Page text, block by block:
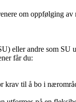
om oppfølging av
eller andre som SU
får du:
krav til å bo i